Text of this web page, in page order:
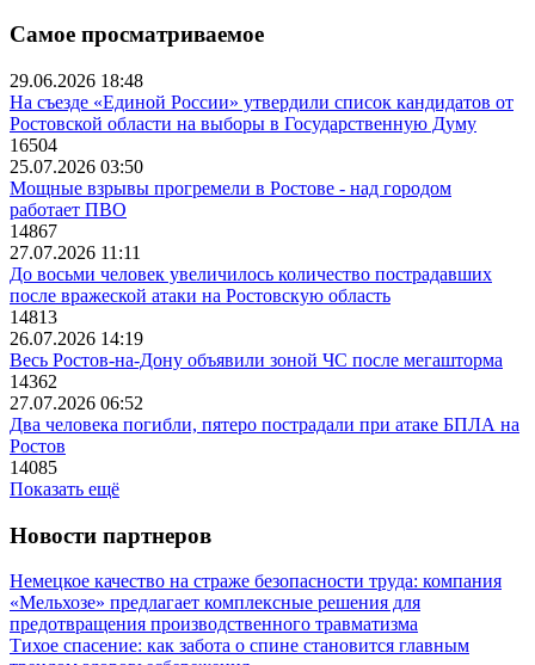
Самое просматриваемое
29.06.2026 18:48
На съезде «Единой России» утвердили список кандидатов от
Ростовской области на выборы в Государственную Думу
16504
25.07.2026 03:50
Мощные взрывы прогремели в Ростове - над городом
работает ПВО
14867
27.07.2026 11:11
До восьми человек увеличилось количество пострадавших
после вражеской атаки на Ростовскую область
14813
26.07.2026 14:19
Весь Ростов-на-Дону объявили зоной ЧС после мегашторма
14362
27.07.2026 06:52
Два человека погибли, пятеро пострадали при атаке БПЛА на
Ростов
14085
Показать ещё
Новости партнеров
Немецкое качество на страже безопасности труда: компания
«Мельхозе» предлагает комплексные решения для
предотвращения производственного травматизма
Тихое спасение: как забота о спине становится главным